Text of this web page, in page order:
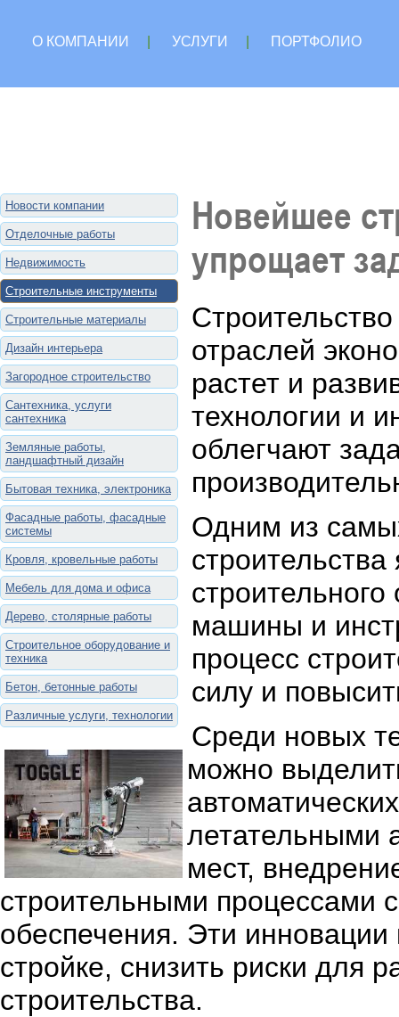
О КОМПАНИИ УСЛУГИ
ПОРТФОЛИО
Новости компании
Отделочные работы
Недвижимость
Строительные инструменты
Строительные материалы
Дизайн интерьера
Загородное строительство
Сантехника, услуги
сантехника
Земляные работы,
ландшафтный дизайн
Бытовая техника, электроника
Фасадные работы, фасадные
системы
Кровля, кровельные работы
Мебель для дома и офиса
Дерево, столярные работы
Строительное оборудование и
техника
Бетон, бетонные работы
Различные услуги, технологии
Новейшее
упрощает
отраслей
растет и
технологии и
облегчают
Одним из
машины и
процесс
силу и
Среди новых
можно
летательными
мест,
строительными процессами
обеспечения. Эти инновации
стройке, снизить риски для
строительства.